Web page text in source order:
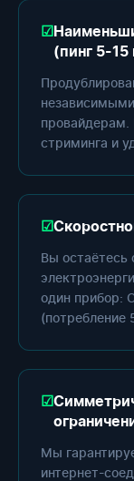
(пинг 5-15
провайдерам.
стриминга и
Вы остаётесь
один прибор:
(потребление
Мы
интернет-